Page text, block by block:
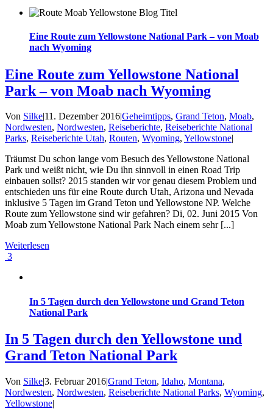
Eine Route zum Yellowstone National Park – von Moab
nach Wyoming
Eine Route zum Yellowstone National
Park – von Moab nach Wyoming
Von Silke|11. Dezember 2016|Geheimtipps, Grand Teton, Moab,
Nordwesten, Nordwesten, Reiseberichte, Reiseberichte National
Parks, Reiseberichte Utah, Routen, Wyoming, Yellowstone|
Träumst Du schon lange vom Besuch des Yellowstone National
Park und weißt nicht, wie Du ihn sinnvoll in einen Road Trip
einbauen sollst? 2015 standen wir vor genau diesem Problem und
entschieden uns für eine Route durch Utah, Arizona und Nevada
inklusive 5 Tagen im Grand Teton und Yellowstone NP. Welche
Route zum Yellowstone sind wir gefahren? Di, 02. Juni 2015 Von
Moab zum Yellowstone National Park Nach einem sehr [...]
Weiterlesen
3
In 5 Tagen durch den Yellowstone und Grand Teton
National Park
In 5 Tagen durch den Yellowstone und
Grand Teton National Park
Von Silke|3. Februar 2016|Grand Teton, Idaho, Montana,
Nordwesten, Nordwesten, Reiseberichte National Parks, Wyoming,
Yellowstone|